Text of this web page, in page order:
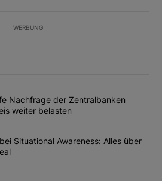
WERBUNG
der am meisten kommentierten
Titel "Unerwartet tiefe Nachfrage der
Nachfrage der Zentralbanken
weiter belasten
Titel "Margin Calls bei Situational
Situational Awareness: Alles über